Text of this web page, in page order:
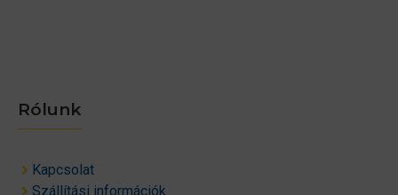
Rólunk
Kapcsolat
Szállítási információk